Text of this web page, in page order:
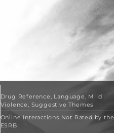
Drug Reference Language
Mild
Violence
Suggestive Themes
Online Interactions Not Rated by the
ESRB